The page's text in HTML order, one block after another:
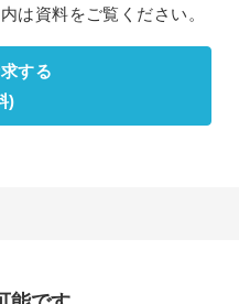
は資料をご覧ください。
する
)